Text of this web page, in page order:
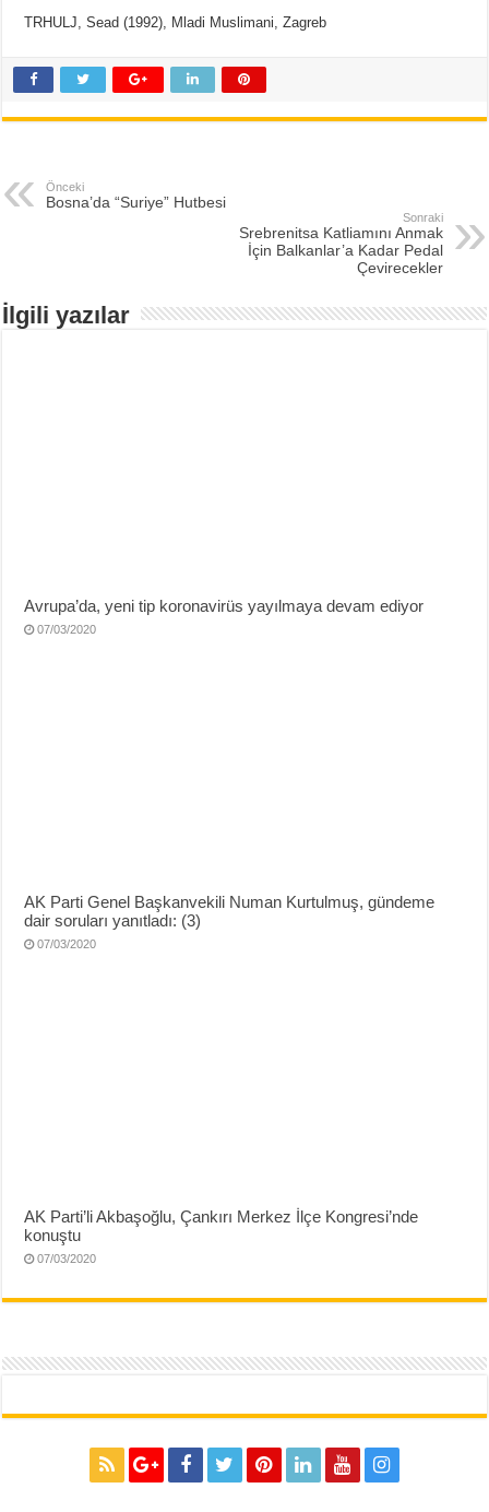
TRHULJ, Sead (1992), Mladi Muslimani, Zagreb
Önceki
Bosna’da “Suriye” Hutbesi
Sonraki
Srebrenitsa Katliamını Anmak
İçin Balkanlar’a Kadar Pedal
Çevirecekler
İlgili yazılar
Avrupa’da, yeni tip koronavirüs yayılmaya devam ediyor
07/03/2020
AK Parti Genel Başkanvekili Numan Kurtulmuş, gündeme
dair soruları yanıtladı: (3)
07/03/2020
AK Parti’li Akbaşoğlu, Çankırı Merkez İlçe Kongresi’nde
konuştu
07/03/2020